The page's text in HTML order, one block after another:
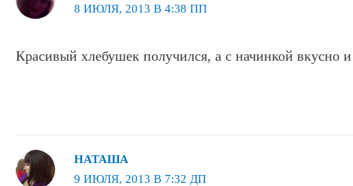
8 ИЮЛЯ, 2013 В 4:38 ПП
Красивый хлебушек получился, а с начинкой вкусно
НАТАША
9 ИЮЛЯ, 2013 В 7:32 ДП